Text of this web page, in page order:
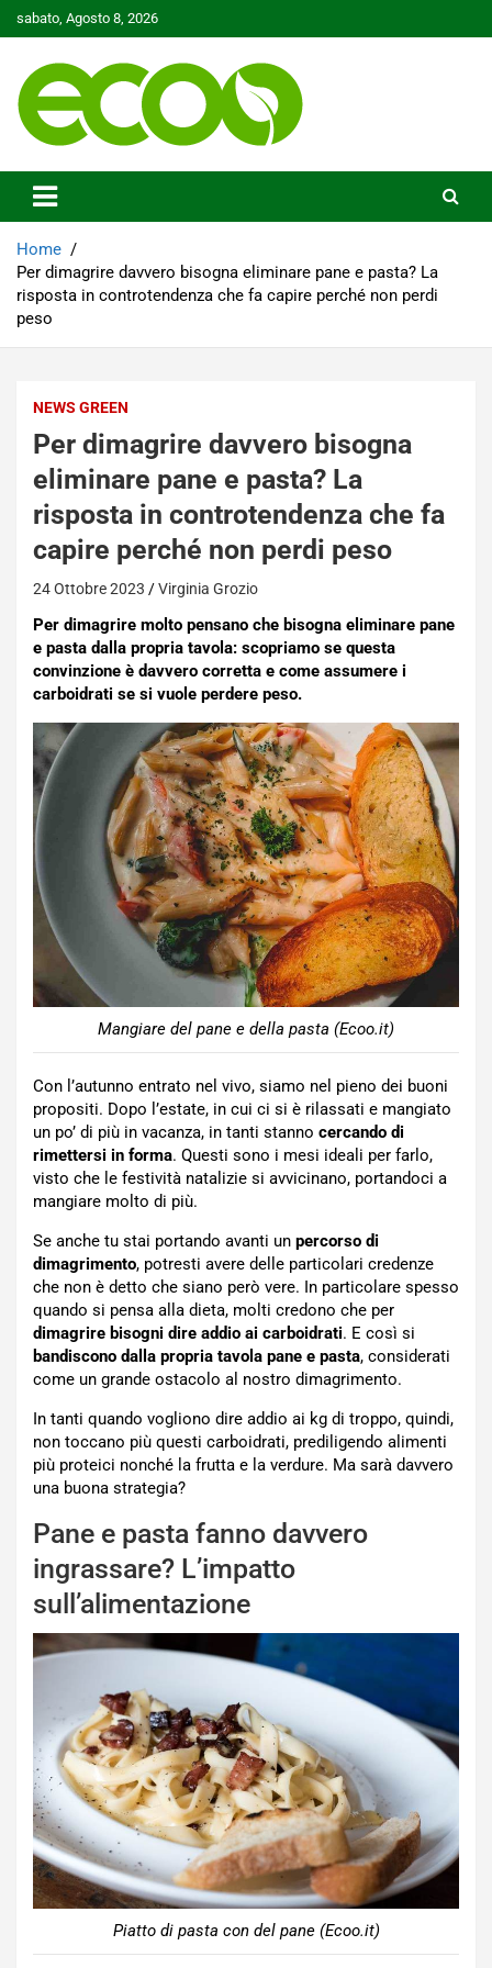
to
sabato, Agosto 8, 2026
Ecoo.it
Home
Per dimagrire davvero bisogna eliminare pane e pasta? La
risposta in controtendenza che fa capire perché non perdi
peso
NEWS GREEN
Per dimagrire davvero bisogna
eliminare pane e pasta? La
risposta in controtendenza che fa
capire perché non perdi peso
24 Ottobre 2023 Virginia Grozio
Per dimagrire molto pensano che bisogna eliminare pane
e pasta dalla propria tavola: scopriamo se questa
convinzione è davvero corretta e come assumere i
carboidrati se si vuole perdere peso.
Mangiare del pane e della pasta (Ecoo.it)
Con l’autunno entrato nel vivo, siamo nel pieno dei buoni
propositi. Dopo l’estate, in cui ci si è rilassati e mangiato
un po’ di più in vacanza, in tanti stanno cercando di
rimettersi in forma. Questi sono i mesi ideali per farlo,
visto che le festività natalizie si avvicinano, portandoci a
mangiare molto di più.
Se anche tu stai portando avanti un percorso di
dimagrimento, potresti avere delle particolari credenze
che non è detto che siano però vere. In particolare spesso
quando si pensa alla dieta, molti credono che per
dimagrire bisogni dire addio ai carboidrati. E così si
bandiscono dalla propria tavola pane e pasta, considerati
come un grande ostacolo al nostro dimagrimento.
In tanti quando vogliono dire addio ai kg di troppo, quindi,
non toccano più questi carboidrati, prediligendo alimenti
più proteici nonché la frutta e la verdure. Ma sarà davvero
una buona strategia?
Pane e pasta fanno davvero
ingrassare? L’impatto
sull’alimentazione
Piatto di pasta con del pane (Ecoo.it)